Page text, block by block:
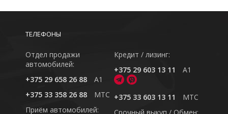
ТЕЛЕФОНЫ
Отдел продажи
автомобилей:
+375 29 658 26 88
A1
+375 33 358 26 88
MTC
Приём автомобилей:
Кредит / лизинг:
+375 29 603 13 11
A1
+375 33 603 13 11
MTC
Cрочный выкуп / Обмен: